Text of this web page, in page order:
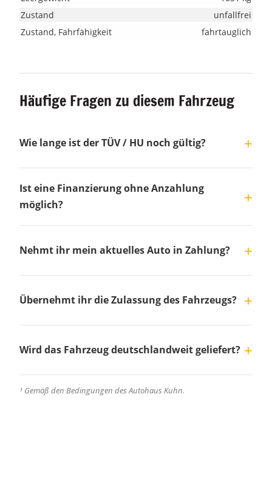
Zustand
unfallfrei
Zustand, Fahrfähigkeit
fahrtauglich
Häufige Fragen zu diesem Fahrzeug
Wie lange ist der TÜV / HU noch gültig?
Ist eine Finanzierung ohne Anzahlung
möglich?
Nehmt ihr mein aktuelles Auto in Zahlung?
Übernehmt ihr die Zulassung des Fahrzeugs?
Wird das Fahrzeug deutschlandweit geliefert?
¹ Gemäß den Bedingungen des Autohaus Kuhn.